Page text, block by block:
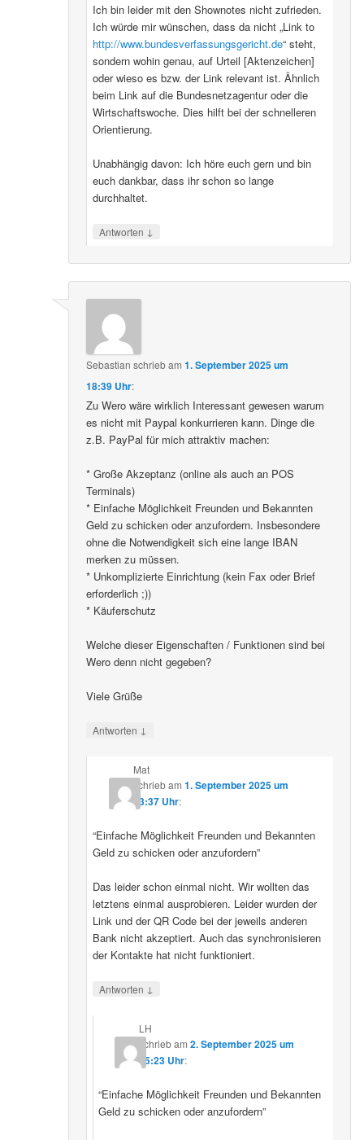
Ich bin leider mit den Shownotes nicht zufrieden.
Ich würde mir wünschen, dass da nicht „Link to
http://www.bundesverfassungsgericht.de“ steht,
sondern wohin genau, auf Urteil [Aktenzeichen]
oder wieso es bzw. der Link relevant ist. Ähnlich
beim Link auf die Bundesnetzagentur oder die
Wirtschaftswoche. Dies hilft bei der schnelleren
Orientierung.
Unabhängig davon: Ich höre euch gern und bin
euch dankbar, dass ihr schon so lange
durchhaltet.
Antworten ↓
Sebastian schriebam1. September 2025 um
18:39 Uhr:
Zu Wero wäre wirklich Interessant gewesen warum
es nicht mit Paypal konkurrieren kann. Dinge die
z.B. PayPal für mich attraktiv machen:
* Große Akzeptanz (online als auch an POS
Terminals)
* Einfache Möglichkeit Freunden und Bekannten
Geld zu schicken oder anzufordern. Insbesondere
ohne die Notwendigkeit sich eine lange IBAN
merken zu müssen.
* Unkomplizierte Einrichtung (kein Fax oder Brief
erforderlich ;))
* Käuferschutz
Welche dieser Eigenschaften / Funktionen sind bei
Wero denn nicht gegeben?
Viele Grüße
Antworten ↓
Mat
schriebam 1. September 2025 um
23:37 Uhr:
“Einfache Möglichkeit Freunden und Bekannten
Geld zu schicken oder anzufordern”
Das leider schon einmal nicht. Wir wollten das
letztens einmal ausprobieren. Leider wurden der
Link und der QR Code bei der jeweils anderen
Bank nicht akzeptiert. Auch das synchronisieren
der Kontakte hat nicht funktioniert.
Antworten ↓
LH
schriebam2. September 2025 um
15:23 Uhr:
“Einfache Möglichkeit Freunden und Bekannten
Geld zu schicken oder anzufordern”